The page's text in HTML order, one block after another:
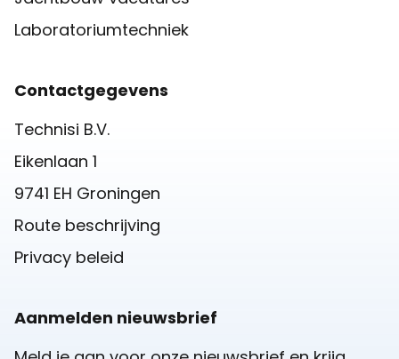
Laboratoriumtechniek
Contactgegevens
Technisi B.V.
Eikenlaan 1
9741 EH Groningen
Route beschrijving
Privacy beleid
Aanmelden nieuwsbrief